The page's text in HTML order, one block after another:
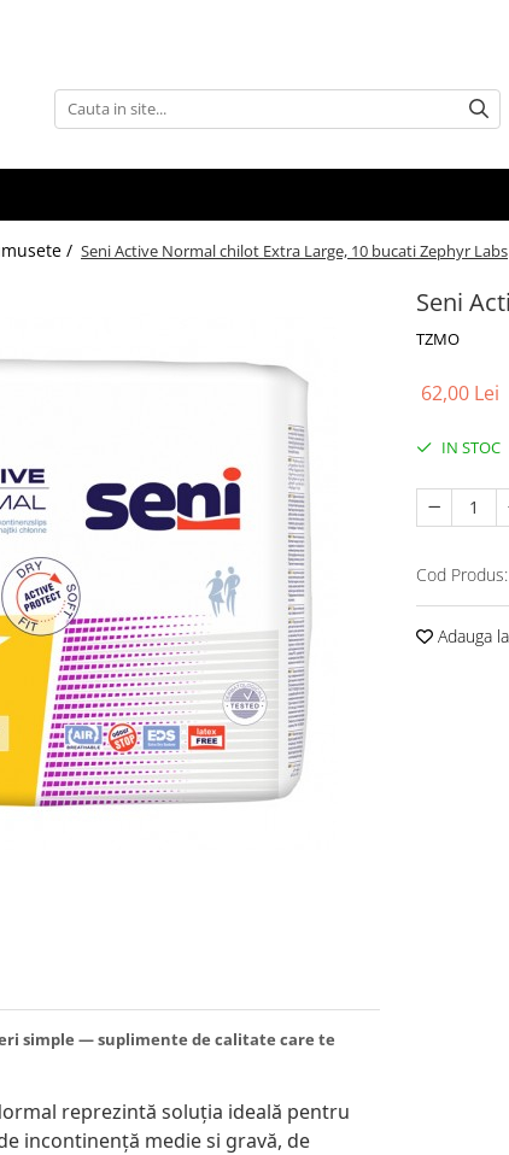
/ Seni Active Normal chilot Extra Large, 10 bucati Zephyr Labs
Seni
TZMO
62,00 Lei
IN STOC
Cod Produs:
Adauga
simple — suplimente de calitate care te
reprezintă soluţia ideală pentru
incontinenţă medie si gravă, de